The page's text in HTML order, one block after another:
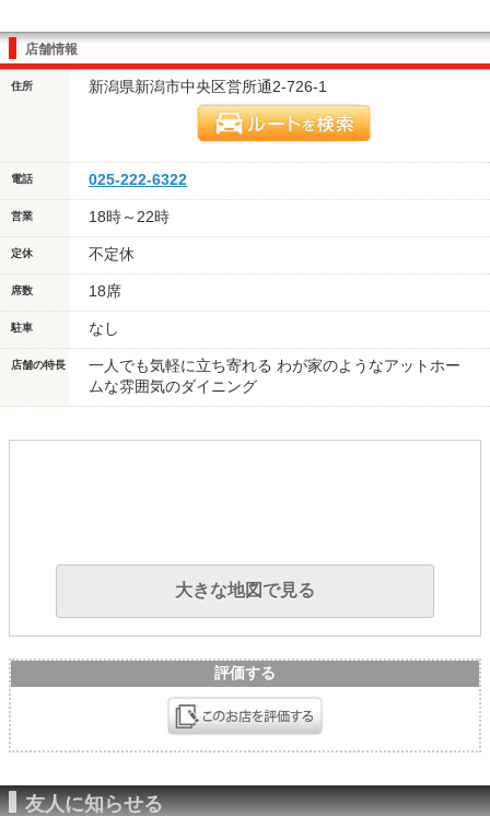
店舗情報
住所 新潟県新潟市中央区営所通2-726-1
電話 025-222-6322
営業 18時～22時
定休 不定休
席数 18席
駐車 なし
店舗の特長
一人でも気軽に立ち寄れる わが家のようなアットホー
ムな雰囲気のダイニング
大きな地図で見る
評価する
友人に知らせる